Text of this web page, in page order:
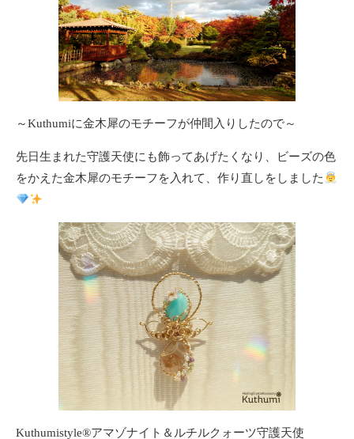
～Kuthumiに金木犀のモチーフが仲間入りしたので～
先日生まれた守護天使にも飾ってあげたくなり、ビーズの色
をかえた金木犀のモチーフを入れて、作り直しをしました
Kuthumistyle®️アマゾナイト＆ルチルクォーツ守護天使